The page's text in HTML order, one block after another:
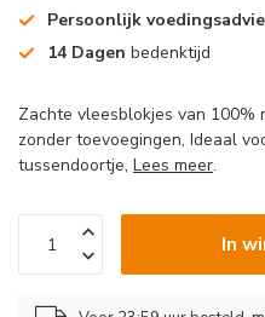
Persoonlijk
14 Dagen bedenktijd
Zachte vleesblokjes van 100%
zonder toevoegingen, Ideaal
tussendoortje, Lees meer.
In